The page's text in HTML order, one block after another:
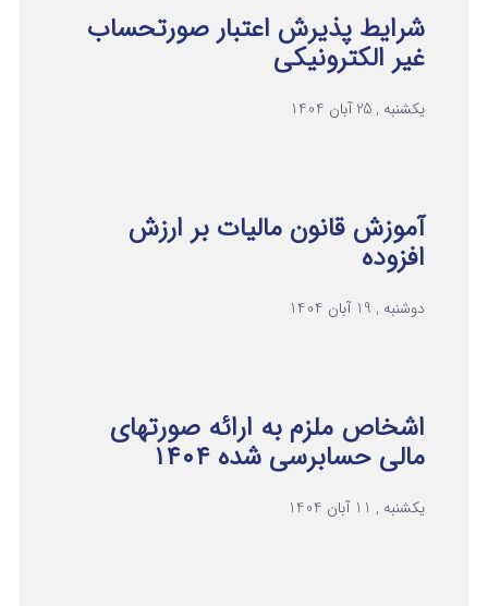
شرایط پذیرش اعتبار صورتحساب
غیر الکترونیکی
یکشنبه , 25 آبان 1404
آموزش قانون مالیات بر ارزش
افزوده
دوشنبه , 19 آبان 1404
اشخاص ملزم به ارائه صورتهای
مالی حسابرسی شده ۱۴۰۴
یکشنبه , 11 آبان 1404